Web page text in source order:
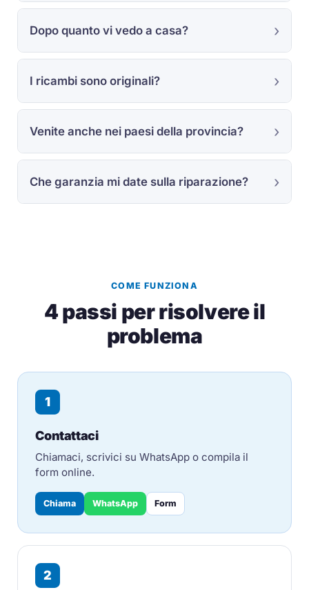
Dopo quanto vi vedo a casa?
I ricambi sono originali?
Venite anche nei paesi della provincia?
Che garanzia mi date sulla riparazione?
COME FUNZIONA
4 passi per risolvere il
problema
1
Contattaci
Chiamaci, scrivici su WhatsApp o compila il
form online.
Chiama WhatsApp Form
2